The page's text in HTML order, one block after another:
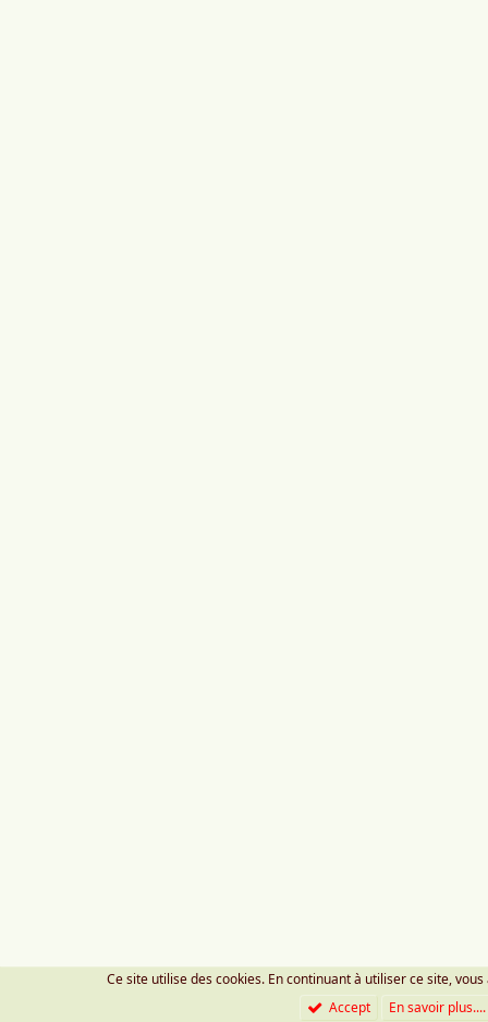
Ce site utilise des cookies. En continuant à utiliser ce site,
Accept
En savoir plus....